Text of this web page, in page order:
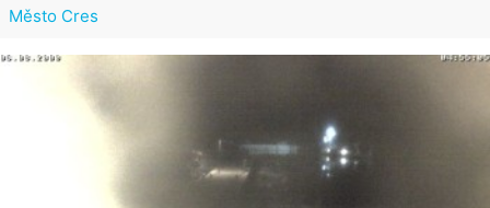
Město Cres